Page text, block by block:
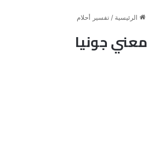
الرئيسية / تفسير أحلام
معني جونيا